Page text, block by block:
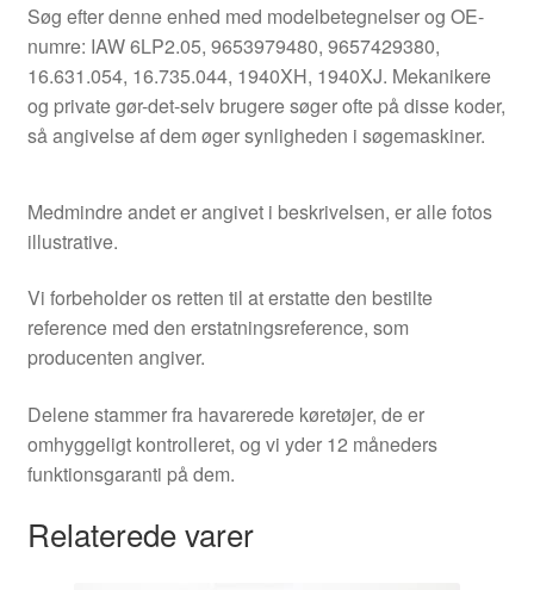
Søg efter denne enhed med modelbetegnelser og OE-
numre: IAW 6LP2.05, 9653979480, 9657429380,
16.631.054, 16.735.044, 1940XH, 1940XJ. Mekanikere
og private gør-det-selv brugere søger ofte på disse koder,
så angivelse af dem øger synligheden i søgemaskiner.
Medmindre andet er angivet i beskrivelsen, er alle fotos
illustrative.
Vi forbeholder os retten til at erstatte den bestilte
reference med den erstatningsreference, som
producenten angiver.
Delene stammer fra havarerede køretøjer, de er
omhyggeligt kontrolleret, og vi yder 12 måneders
funktionsgaranti på dem.
Relaterede varer